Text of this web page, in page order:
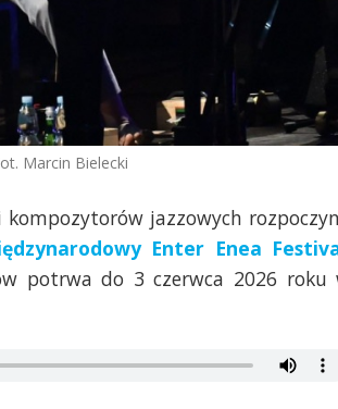
Marcin Bielecki
jazzowych
Enter Enea
potrwa do 3 czerwca 2026 roku